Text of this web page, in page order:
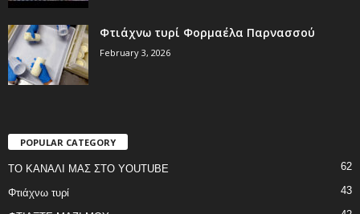
Φτιάχνω τυρί Φορμαέλα Παρνασσού
February 3, 2026
POPULAR CATEGORY
ΤΟ ΚΑΝΑΛΙ ΜΑΣ ΣΤΟ YOUTUBE 62
Φτιάχνω τυρί 43